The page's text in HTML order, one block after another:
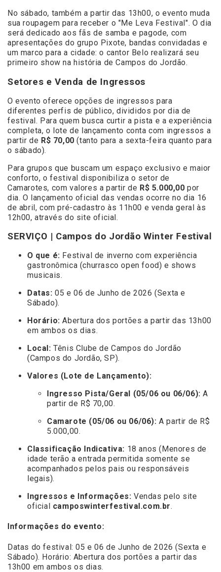
No sábado, também a partir das 13h00, o evento muda
sua roupagem para receber o "Me Leva Festival". O dia
será dedicado aos fãs de samba e pagode, com
apresentações do grupo Pixote, bandas convidadas e
um marco para a cidade: o cantor Belo realizará seu
primeiro show na história de Campos do Jordão.
Setores e Venda de Ingressos
O evento oferece opções de ingressos para
diferentes perfis de público, divididos por dia de
festival. Para quem busca curtir a pista e a experiência
completa, o lote de lançamento conta com ingressos a
partir de R$ 70,00 (tanto para a sexta-feira quanto para
o sábado).
Para grupos que buscam um espaço exclusivo e maior
conforto, o festival disponibiliza o setor de
Camarotes, com valores a partir de R$ 5.000,00 por
dia. O lançamento oficial das vendas ocorre no dia 16
de abril, com pré-cadastro às 11h00 e venda geral às
12h00, através do site oficial.
SERVIÇO | Campos do Jordão Winter Festival
O que é: Festival de inverno com experiência
gastronômica (churrasco open food) e shows
musicais.
Datas: 05 e 06 de Junho de 2026 (Sexta e
Sábado).
Horário: Abertura dos portões a partir das 13h00
em ambos os dias.
Local: Tênis Clube de Campos do Jordão
(Campos do Jordão, SP).
Valores (Lote de Lançamento):
Ingresso Pista/Geral (05/06 ou 06/06): A
partir de R$ 70,00.
Camarote (05/06 ou 06/06): A partir de R$
5.000,00.
Classificação Indicativa: 18 anos (Menores de
idade terão a entrada permitida somente se
acompanhados pelos pais ou responsáveis
legais).
Ingressos e Informações: Vendas pelo site
oficial camposwinterfestival.com.br.
Informações do evento:
Datas do festival: 05 e 06 de Junho de 2026 (Sexta e
Sábado). Horário: Abertura dos portões a partir das
13h00 em ambos os dias.